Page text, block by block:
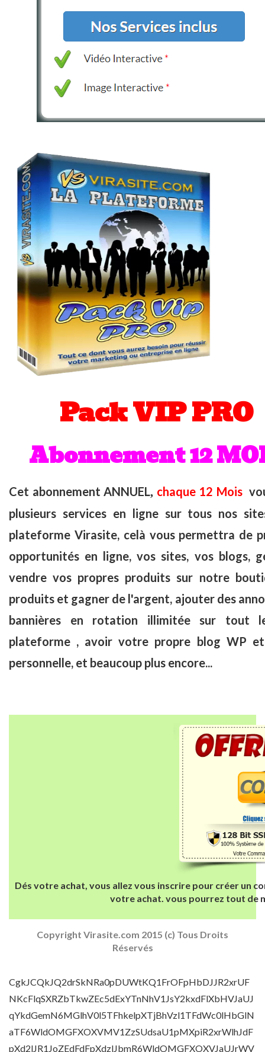
Pack VIP PRO
Abonnement 12
Cet abonnement ANNUEL, chaque 12 Mois
plusieurs services en ligne sur tous nos
plateforme Virasite, celà vous permettra de
opportunités en ligne, vos sites, vos blogs,
vendre vos propres produits sur notre
produits et gagner de l'argent, ajouter des
bannières en rotation illimitée sur tout
plateforme , avoir votre propre blog WP
personnelle, et beaucoup plus encore...
Dés votre achat, vous allez vous inscrire pour créer un
votre achat. vous pourrez tout de
Copyright Virasite.com 2015 (c) Tous Droits
Réservés
CgkJCQkJQ2drSkNRa0pDUWtKQ1FrOFpHbDJJR2xrUF
NKcFlqSXRZbTkwZEc5dExYTnNhV1JsY2kxdFlXbHVJaUJ
qYkdGemN6MGlhV0l5TFhkelpXTjBhVzl1TFdWc0lHbGlN
aTF6WldOMGFXOXVMV1ZzSUdsaU1pMXpiR2xrWlhJdF
pXd2lJR1JoZEdFdFpXdzlJbmR6WldOMGFXOXVJaUJrWV